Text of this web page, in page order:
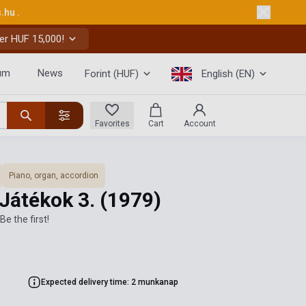
.
HUF 15,000!
News Forint (HUF) English (EN)
Favorites Cart Account
Piano, organ, accordion
3. (1979)
the first!
Expected delivery time: 2 munkanap